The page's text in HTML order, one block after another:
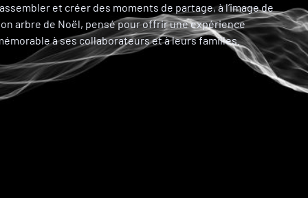
et créer des moments de partage, à l’image de
arbre de Noël, pensé pour offrir une expérience
à ses collaborateurs et à leurs familles.